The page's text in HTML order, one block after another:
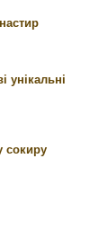
унікальні
сокиру